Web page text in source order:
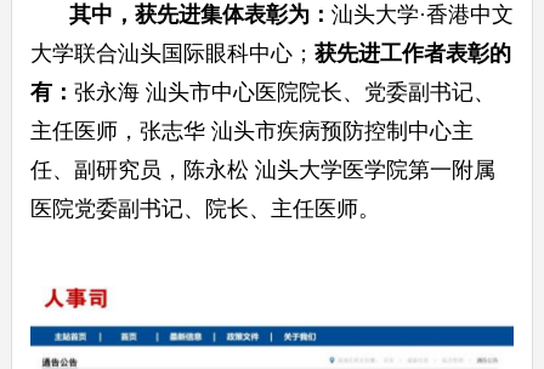
其中，获先进集体表彰为： 汕头大学·香港中文
大学联合汕头国际眼科中心； 获先进工作者表彰的
有： 张永海 汕头市中心医院院长、党委副书记、
主任医师，张志华 汕头市疾病预防控制中心主
任、副研究员，陈永松 汕头大学医学院第一附属
医院党委副书记、院长、主任医师。